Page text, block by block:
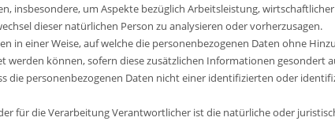
insbesondere, um Aspekte bezüglich Arbeitsleistung,
dieser natürlichen Person zu analysieren oder vorherzusagen.
in einer Weise, auf welche die personenbezogenen Daten ohne
können, sofern diese zusätzlichen Informationen gesondert
die personenbezogenen Daten nicht einer identifizierten oder
für die Verarbeitung Verantwortlicher ist die natürliche oder